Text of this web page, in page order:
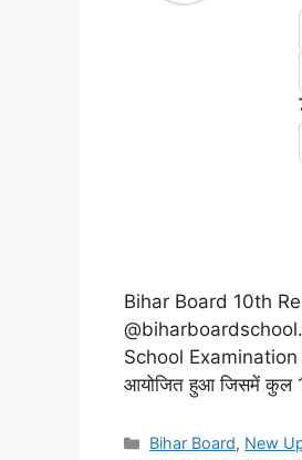
Bihar Board 10th
School Examination
आयोजित हुआ जिसमें कुल
Categories
Bihar Board, New